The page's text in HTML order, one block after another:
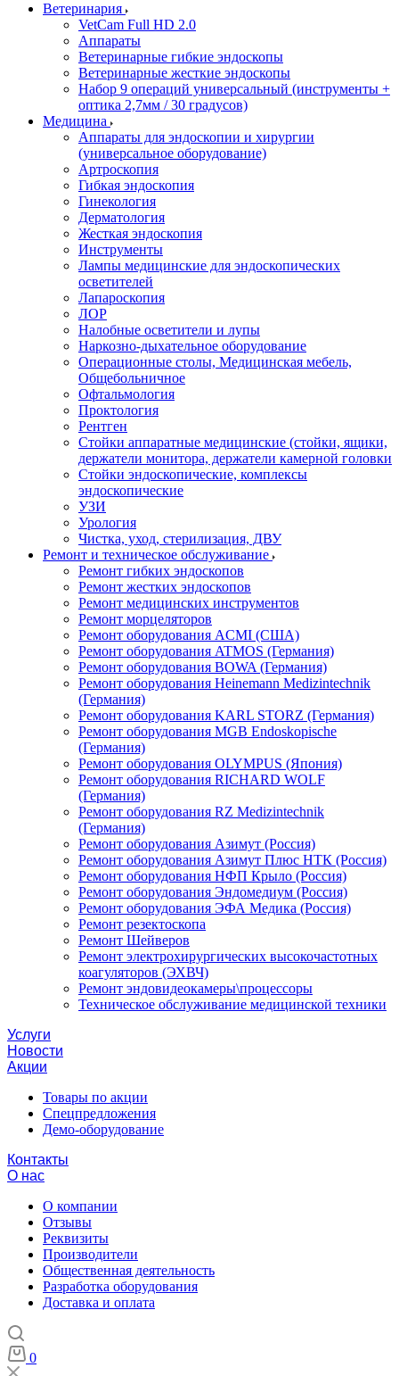
Ветеринария
VetCam Full HD 2.0
Аппараты
Ветеринарные гибкие эндоскопы
Ветеринарные жесткие эндоскопы
Набор 9 операций универсальный (инструменты +
оптика 2,7мм / 30 градусов)
Медицина
Аппараты для эндоскопии и хирургии
(универсальное оборудование)
Артроскопия
Гибкая эндоскопия
Гинекология
Дерматология
Жесткая эндоскопия
Инструменты
Лампы медицинские для эндоскопических
осветителей
Лапароскопия
ЛОР
Налобные осветители и лупы
Наркозно-дыхательное оборудование
Операционные столы, Медицинская мебель,
Общебольничное
Офтальмология
Проктология
Рентген
Стойки аппаратные медицинские (стойки, ящики,
держатели монитора, держатели камерной головки
Стойки эндоскопические, комплексы
эндоскопические
УЗИ
Урология
Чистка, уход, стерилизация, ДВУ
Ремонт и техническое обслуживание
Ремонт гибких эндоскопов
Ремонт жестких эндоскопов
Ремонт медицинских инструментов
Ремонт морцеляторов
Ремонт оборудования ACMI (США)
Ремонт оборудования ATMOS (Германия)
Ремонт оборудования BOWA (Германия)
Ремонт оборудования Heinemann Medizintechnik
(Германия)
Ремонт оборудования KARL STORZ (Германия)
Ремонт оборудования MGB Endoskopische
(Германия)
Ремонт оборудования OLYMPUS (Япония)
Ремонт оборудования RICHARD WOLF
(Германия)
Ремонт оборудования RZ Medizintechnik
(Германия)
Ремонт оборудования Азимут (Россия)
Ремонт оборудования Азимут Плюс НТК (Россия)
Ремонт оборудования НФП Крыло (Россия)
Ремонт оборудования Эндомедиум (Россия)
Ремонт оборудования ЭФА Медика (Россия)
Ремонт резектоскопа
Ремонт Шейверов
Ремонт электрохирургических высокочастотных
коагуляторов (ЭХВЧ)
Ремонт эндовидеокамеры\процессоры
Техническое обслуживание медицинской техники
Услуги
Новости
Акции
Товары по акции
Спецпредложения
Демо-оборудование
Контакты
О нас
О компании
Отзывы
Реквизиты
Производители
Общественная деятельность
Разработка оборудования
Доставка и оплата
0